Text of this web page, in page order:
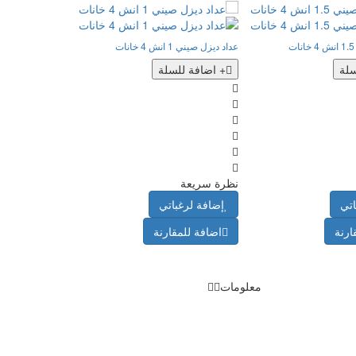
عداد ديزل صيني 1 انش 4 خانات
+ اضافة للسلة
نظرة سريعة
إضافة لرغباتي
اضافة للمقارنة
معلومات